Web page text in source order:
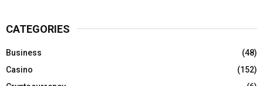
CATEGORIES
Business
(48)
Casino
(152)